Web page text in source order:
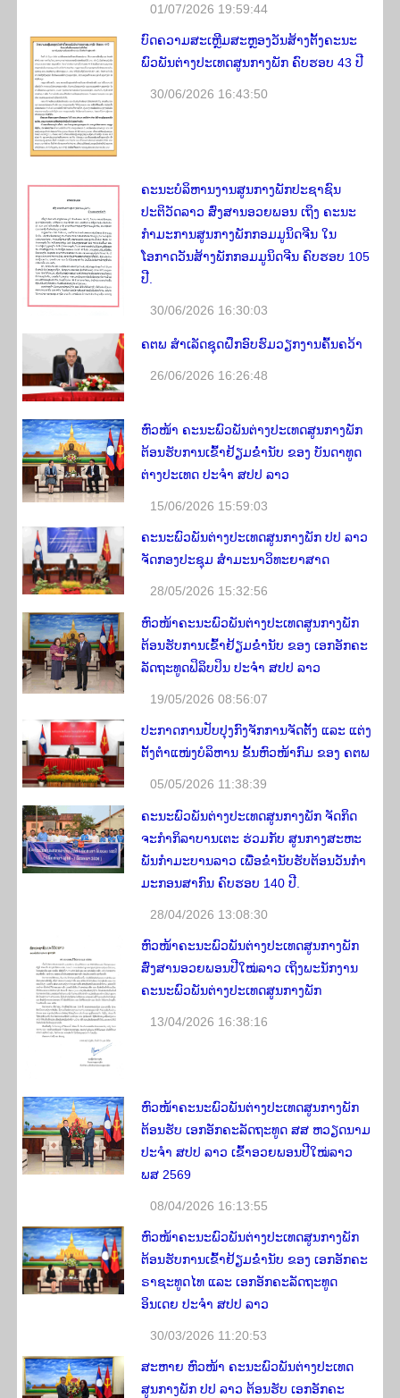
01/07/2026 19:59:44
ບົດຄວາມສະເຫຼີມສະຫຼອງວັນສ້າງຕັ້ງຄະນະ
ພົວພັນຕ່າງປະເທດສູນກາງພັກ ຄົບຮອບ 43 ປີ
30/06/2026 16:43:50
ຄະນະບໍລິຫານງານສູນກາງພັກປະຊາຊົນ
ປະຕິວັດລາວ ສົ່ງສານອວຍ​ພອນ ເຖິງ ຄະນະ
ກຳມະການສູນກາງພັກກອມມູນິດຈີນ ໃນ
ໂອກາດວັນສ້າງພັກກອມມູນິດຈີນ ຄົບຮອບ 105
ປີ.
30/06/2026 16:30:03
ຄຕພ ສຳເລັດຊຸດຝຶກອົບຮົມວຽກງານຄົ້ນຄວ້າ
26/06/2026 16:26:48
ຫົວໜ້າ ຄະນະພົວພັນຕ່າງປະເທດສູນກາງພັກ
ຕ້ອນຮັບການເຂົ້າຢ້ຽມຂໍ່ານັບ ຂອງ ບັນດາທູດ
ຕ່າງປະເທດ ປະຈໍາ ສປປ ລາວ
15/06/2026 15:59:03
ຄະນະພົວພັນຕ່າງປະເທດສູນກາງພັກ ປປ ລາວ
ຈັດກອງປະຊຸມ ສຳມະນາວິທະຍາສາດ
28/05/2026 15:32:56
ຫົວໜ້າຄະນະພົວພັນຕ່າງປະເທດສູນກາງພັກ
ຕ້ອນຮັບການເຂົ້າຢ້ຽມຂໍ່ານັບ ຂອງ ເອກອັກຄະ
ລັດຖະທູດຟິລິບປິນ ປະຈຳ ສປປ ລາວ
19/05/2026 08:56:07
ປະກາດການປັບປຸງກົງຈັກການຈັດຕັ້ງ ແລະ ແຕ່ງ
ຕັ້ງຕໍາແໜ່ງບໍລິຫານ ຂັ້ນຫົວໜ້າກົມ ຂອງ ຄຕພ
05/05/2026 11:38:39
ຄະ​ນະ​ພົວ​ພັນ​ຕ່າງ​ປະ​ເທດ​ສູນ​ກາງ​ພັກ ຈັດ​ກິດ​
ຈະ​ກ​ຳ​​ກິ​ລາ​ບານ​ເຕະ ຮ່ວມ​ກັບ ສູນ​ກາງ​ສະ​ຫະ​
ພັນ​ກຳ​ມະ​ບານ​ລາວ ເພື່ອຂ່ຳ​ນັບ​ຮັບ​ຕ້ອນ​ວັນ​ກຳ​
ມະ​ກອນ​ສາ​ກົນ ​ຄົບ​ຮອບ 140 ປີ.
28/04/2026 13:08:30
ຫົວໜ້າຄະນະພົວພັນຕ່າງປະເທດສູນກາງພັກ
ສົ່ງສານອວຍພອນປີໃໝ່ລາວ ເຖິງພະນັກງານ
ຄະນະພົວພັນຕ່າງປະເທດສູນກາງພັກ
13/04/2026 16:38:16
ຫົວໜ້າຄະນະພົວພັນຕ່າງປະເທດສູນກາງພັກ
ຕ້ອນຮັບ ເອກອັກຄະລັດຖະທູດ ສສ ຫວຽດນາມ
ປະຈໍາ ສປປ ລາວ ເຂົ້າອວຍພອນປີໃໝ່ລາວ
ພສ 2569
08/04/2026 16:13:55
ຫົວໜ້າຄະນະພົວພັນຕ່າງປະເທດສູນກາງພັກ
ຕ້ອນຮັບການເຂົ້າຢ້ຽມຂໍ່ານັບ ຂອງ ເອກອັກຄະ
ຣາຊະທູດໄທ ແລະ ເອກອັກຄະລັດຖະທູດ
ອິນເດຍ ປະຈໍາ ສປປ ລາວ
30/03/2026 11:20:53
ສະຫາຍ ຫົວໜ້າ ຄະນະພົວພັນຕ່າງປະເທດ
ສູນກາງພັກ ປປ ລາວ ຕ້ອນຮັບ ເອກອັກຄະ